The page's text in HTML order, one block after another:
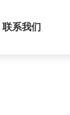
联系我们